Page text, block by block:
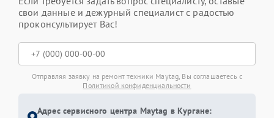
свои данные и дежурный специалист с радостью
проконсультирует Вас!
Отправляя заявку на ремонт техники Maytag, Вы соглашаетесь с
Политикой конфиденциальности
Адрес сервисного центра Maytag в Кургане: